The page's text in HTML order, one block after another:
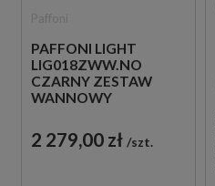
PAFFONI LIGHT
LIG018ZWW.NO
CZARNY ZESTAW
WANNOWY
SŁUCHAWKĄ
PRYSZNICOWĄ
2 279,00 zł szt.